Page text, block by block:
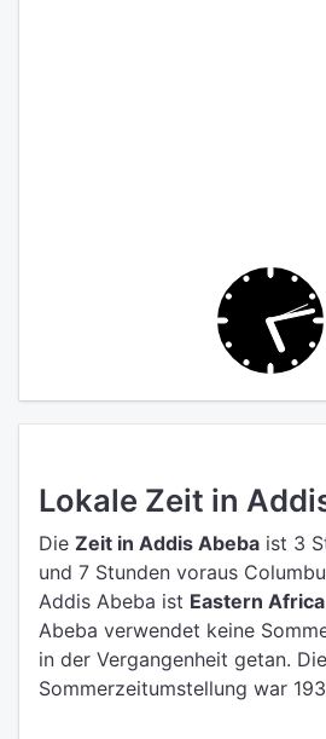
Lokale Zeit in
Die Zeit in Addis Abeba ist 3
und 7 Stunden voraus
Addis Abeba ist Eastern
Abeba verwendet keine
in der Vergangenheit getan.
Sommerzeitumstellung war